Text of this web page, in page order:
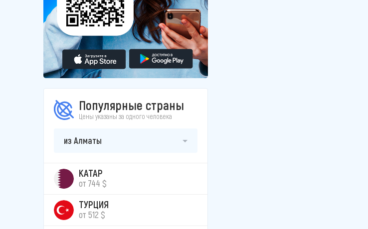
Популярные страны
Цены указаны за одного человека
из Алматы
КАТАР
от 744 $
ТУРЦИЯ
от 512 $